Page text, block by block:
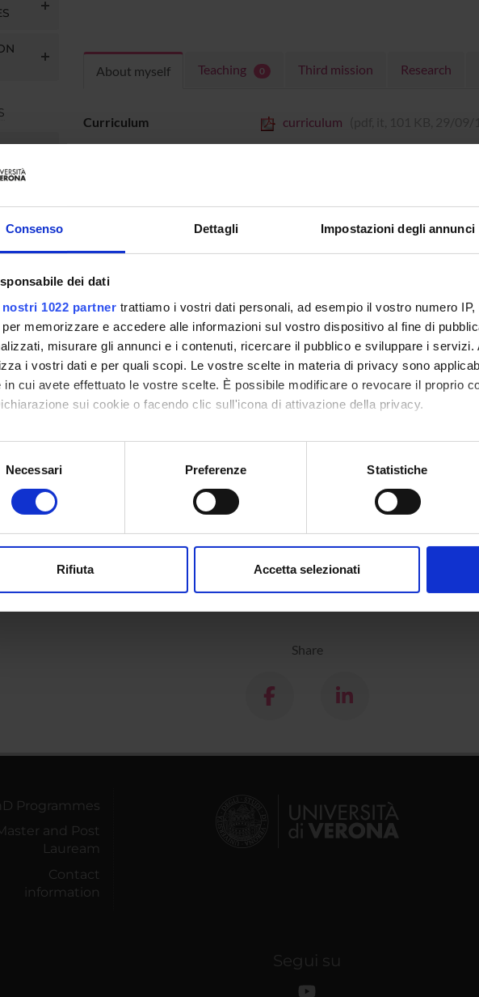
Consenso Dettagli Impostazioni degli annunci
dei dati
nostri 1022 partner trattiamo i vostri dati personali, ad esempio il vostro numero
memorizzare e accedere alle informazioni sul vostro dispositivo al fine di
misurare gli annunci e i contenuti, ricercare il pubblico e sviluppare i
i vostri dati e per quali scopi. Le vostre scelte in materia di privacy sono
in cui avete effettuato le vostre scelte. È possibile modificare o revocare il proprio
sui cookie o facendo clic sull'icona di attivazione della privacy.
consenso, vorremmo anche:
raccogliere informazioni sulla tua posizione geografica, con un'approssimazione di
o ritirare il tuo consenso in qualsiasi momento dalla Dichiarazione sui cookie.
Necessari Preferenze Statistiche
Rifiuta Accetta selezionati
About myself Teaching 0 Third mission Research
Curriculum curriculum
Share
Programmes
and Post
Lauream
Contact
information
Segui su